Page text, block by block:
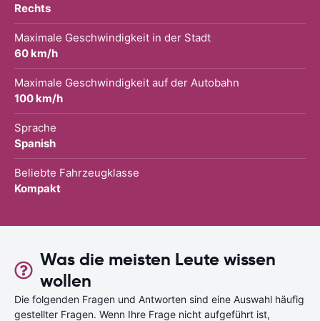
Rechts
Maximale Geschwindigkeit in der Stadt
60 km/h
Maximale Geschwindigkeit auf der Autobahn
100 km/h
Sprache
Spanish
Beliebte Fahrzeugklasse
Kompakt
Was die meisten Leute wissen
wollen
Die folgenden Fragen und Antworten sind eine Auswahl häufig
gestellter Fragen. Wenn Ihre Frage nicht aufgeführt ist,